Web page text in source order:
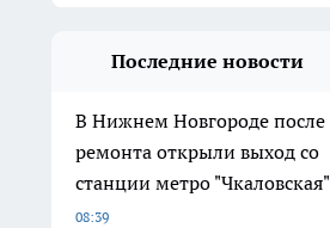
Последние новости
В Нижнем Новгороде после
ремонта открыли выход со
станции метро "Чкаловская"
08:39